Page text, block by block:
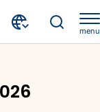
menu